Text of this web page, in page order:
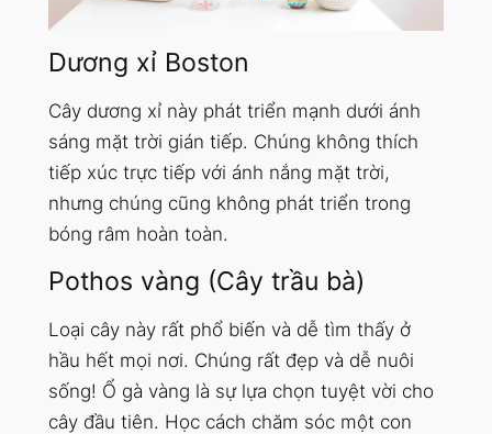
Dương xỉ Boston
Cây dương xỉ này phát triển mạnh dưới ánh
sáng mặt trời gián tiếp. Chúng không thích
tiếp xúc trực tiếp với ánh nắng mặt trời,
nhưng chúng cũng không phát triển trong
bóng râm hoàn toàn.
Pothos vàng (Cây trầu bà)
Loại cây này rất phổ biến và dễ tìm thấy ở
hầu hết mọi nơi. Chúng rất đẹp và dễ nuôi
sống! Ổ gà vàng là sự lựa chọn tuyệt vời cho
cây đầu tiên. Học cách chăm sóc một con